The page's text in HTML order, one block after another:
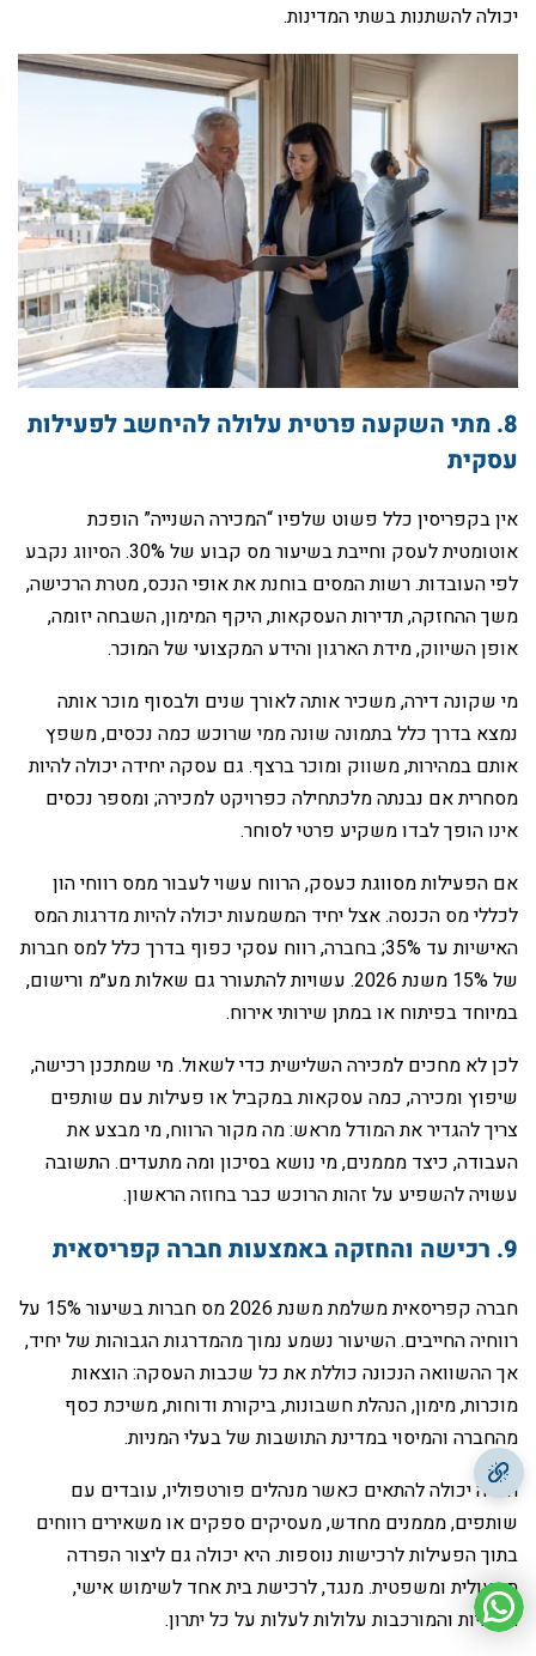
יכולה להשתנות בשתי המדינות.
‏8. מתי השקעה פרטית עלולה להיחשב לפעילות
עסקית
‏אין בקפריסין כלל פשוט שלפיו “המכירה השנייה” הופכת
אוטומטית לעסק וחייבת בשיעור מס קבוע של 30%. הסיווג נקבע
לפי העובדות. רשות המסים בוחנת את אופי הנכס, מטרת הרכישה,
משך ההחזקה, תדירות העסקאות, היקף המימון, השבחה יזומה,
אופן השיווק, מידת הארגון והידע המקצועי של המוכר.
‏מי שקונה דירה, משכיר אותה לאורך שנים ולבסוף מוכר אותה
נמצא בדרך כלל בתמונה שונה ממי שרוכש כמה נכסים, משפץ
אותם במהירות, משווק ומוכר ברצף. גם עסקה יחידה יכולה להיות
מסחרית אם נבנתה מלכתחילה כפרויקט למכירה; ומספר נכסים
אינו הופך לבדו משקיע פרטי לסוחר.
‏אם הפעילות מסווגת כעסק, הרווח עשוי לעבור ממס רווחי הון
לכללי מס הכנסה. אצל יחיד המשמעות יכולה להיות מדרגות המס
האישיות עד 35%; בחברה, רווח עסקי כפוף בדרך כלל למס חברות
של 15% משנת 2026. עשויות להתעורר גם שאלות מע״מ ורישום,
במיוחד בפיתוח או במתן שירותי אירוח.
‏לכן לא מחכים למכירה השלישית כדי לשאול. מי שמתכנן רכישה,
שיפוץ ומכירה, כמה עסקאות במקביל או פעילות עם שותפים
צריך להגדיר את המודל מראש: מה מקור הרווח, מי מבצע את
העבודה, כיצד מממנים, מי נושא בסיכון ומה מתעדים. התשובה
עשויה להשפיע על זהות הרוכש כבר בחוזה הראשון.
‏חברה קפריסאית משלמת משנת 2026 מס חברות בשיעור 15% על
רווחיה החייבים. השיעור נשמע נמוך מהמדרגות הגבוהות של יחיד,
אך ההשוואה הנכונה כוללת את כל שכבות העסקה: הוצאות
מוכרות, מימון, הנהלת חשבונות, ביקורת ודוחות, משיכת כסף
מהחברה והמיסוי במדינת התושבות של בעלי המניות.
‏חברה יכולה להתאים כאשר מנהלים פורטפוליו, עובדים עם
שותפים, מממנים מחדש, מעסיקים ספקים או משאירים רווחים
בתוך הפעילות לרכישות נוספות. היא יכולה גם ליצור הפרדה
תפעולית ומשפטית. מנגד, לרכישת בית אחד לשימוש אישי,
העלויות והמורכבות עלולות לעלות על כל יתרון.